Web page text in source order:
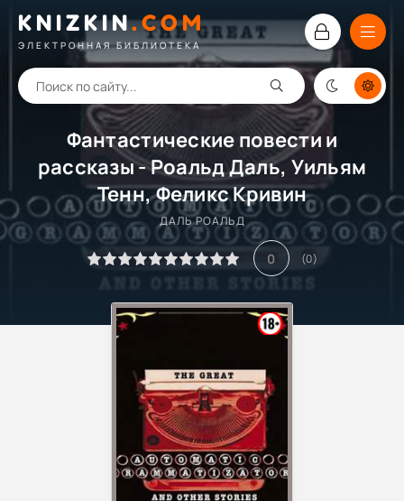
KNIZKIN.COM
ЭЛЕКТРОННАЯ БИБЛИОТЕКА
Фантастические повести и
рассказы - Роальд Даль, Уильям
Тенн, Феликс Кривин
ДАЛЬ РОАЛЬД
0 (0)